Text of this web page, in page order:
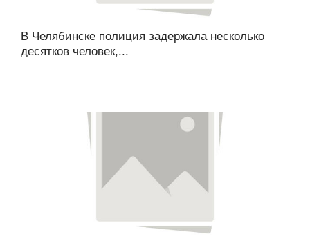
В Челябинске полиция задержала несколько
десятков человек,...